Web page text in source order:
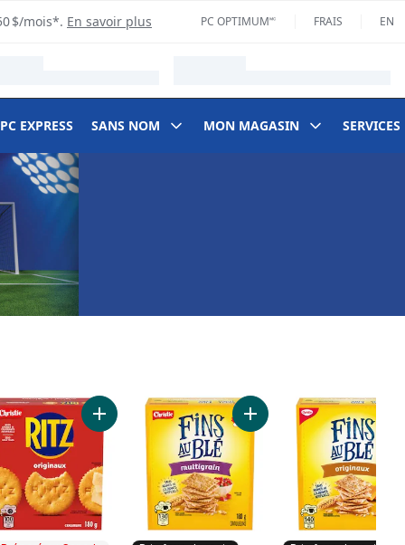
$/mois*. En savoir plus PC OPTIMUM🅪 FRAIS EN
EXPRESS SANS NOM MON MAGASIN SERVICES
au panier
Wheats Céréales originale au panier
Ajouter Craquelins RITZ originaux, goût beurré,
Ajouter Craquelins FINS